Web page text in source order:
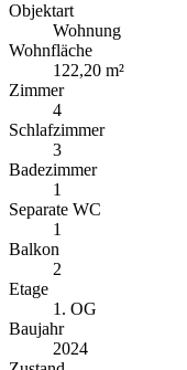
Objektart
Wohnung
Wohnfläche
122,20 m²
Zimmer
4
Schlafzimmer
3
Badezimmer
1
Separate WC
1
Balkon
2
Etage
1. OG
Baujahr
2024